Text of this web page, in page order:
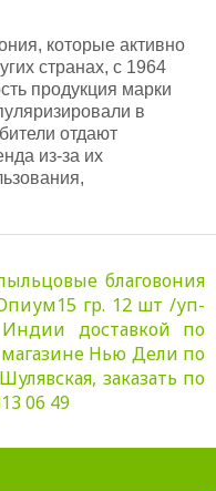
которые активно
странах, с 1964
продукция марки
в
отдают
из-за их
благовония
гр. 12 шт /уп-
доставкой по
Нью Дели по
заказать по
06 49